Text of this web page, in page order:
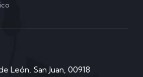
León, San Juan, 00918